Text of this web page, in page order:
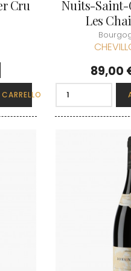
Cru
Nuits-Saint-
Les
Prezzo
89,00